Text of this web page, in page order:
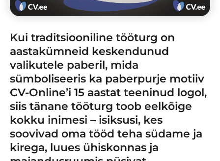
Kui traditsiooniline tööturg on
aastakümneid keskendunud
valikutele paberil, mida
sümboliseeris ka paberpurje motiiv
CV-Online’i 15 aastat teeninud logol,
siis tänane tööturg toob eelkõige
kokku inimesi – isiksusi, kes
soovivad oma tööd teha südame ja
kirega, luues ühiskonnas ja